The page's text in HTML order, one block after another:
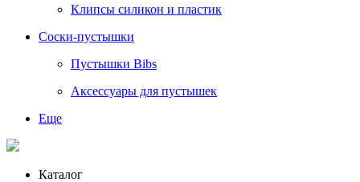
Клипсы силикон и пластик
Соски-пустышки
Пустышки Bibs
Аксессуары для пустышек
Еще
Каталог